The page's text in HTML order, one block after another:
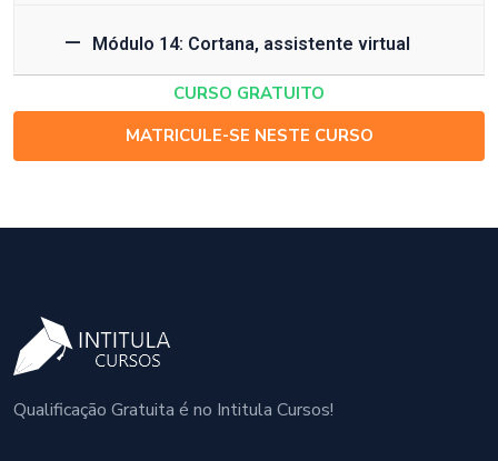
Módulo 14: Cortana, assistente virtual
CURSO GRATUITO
MATRICULE-SE NESTE CURSO
Qualificação Gratuita é no Intitula Cursos!